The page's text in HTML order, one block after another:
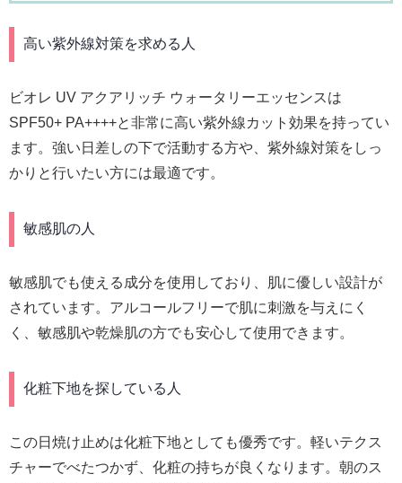
高い紫外線対策を求める人
ビオレ UV アクアリッチ ウォータリーエッセンスは
SPF50+ PA++++と非常に高い紫外線カット効果を持ってい
ます。強い日差しの下で活動する方や、紫外線対策をしっ
かりと行いたい方には最適です。
敏感肌の人
敏感肌でも使える成分を使用しており、肌に優しい設計が
されています。アルコールフリーで肌に刺激を与えにく
く、敏感肌や乾燥肌の方でも安心して使用できます。
化粧下地を探している人
この日焼け止めは化粧下地としても優秀です。軽いテクス
チャーでべたつかず、化粧の持ちが良くなります。朝のス